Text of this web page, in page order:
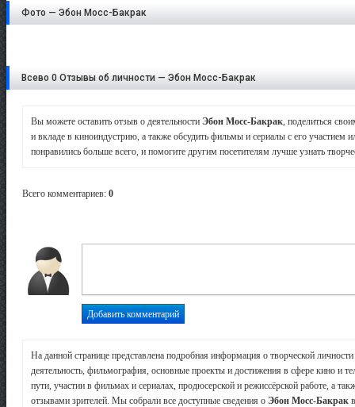
Фото — Эбон Мосс-Бакрак
Всево 0 Отзывы об личности — Эбон Мосс-Бакрак
Вы можете оставить отзыв о деятельности Эбон Мосс-Бакрак, поделиться
и вкладе в киноиндустрию, а также обсудить фильмы и сериалы с его участием
понравились больше всего, и помогите другим посетителям лучше узнать
Всего комментариев: 0
На данной странице представлена подробная информация о творческой личности
деятельность, фильмография, основные проекты и достижения в сфере кино и
пути, участии в фильмах и сериалах, продюсерской и режиссёрской работе, а
отзывами зрителей. Мы собрали все доступные сведения о Эбон Мосс-Бакрак